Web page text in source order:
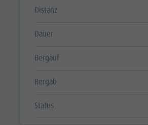
Distanz
Dauer
Bergauf
Bergab
Status